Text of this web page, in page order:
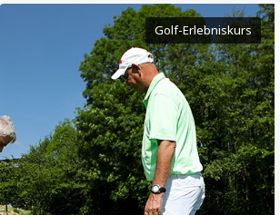
Golf-Erlebniskurs